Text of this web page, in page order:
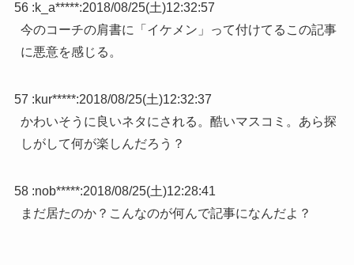
56 :k_a*****:2018/08/25(土)12:32:57
今のコーチの肩書に「イケメン」って付けてるこの記事
に悪意を感じる。
57 :kur*****:2018/08/25(土)12:32:37
かわいそうに良いネタにされる。酷いマスコミ。あら探
しがして何が楽しんだろう？
58 :nob*****:2018/08/25(土)12:28:41
まだ居たのか？こんなのが何んで記事になんだよ？